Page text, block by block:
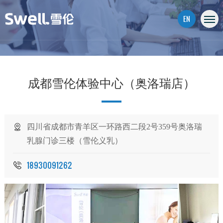
EN
成都雪伦体验中心（奥洛瑞店）
四川省成都市青羊区一环路西二段2号359号奥洛瑞
乳腺门诊三楼（雪伦义乳）
18930091262